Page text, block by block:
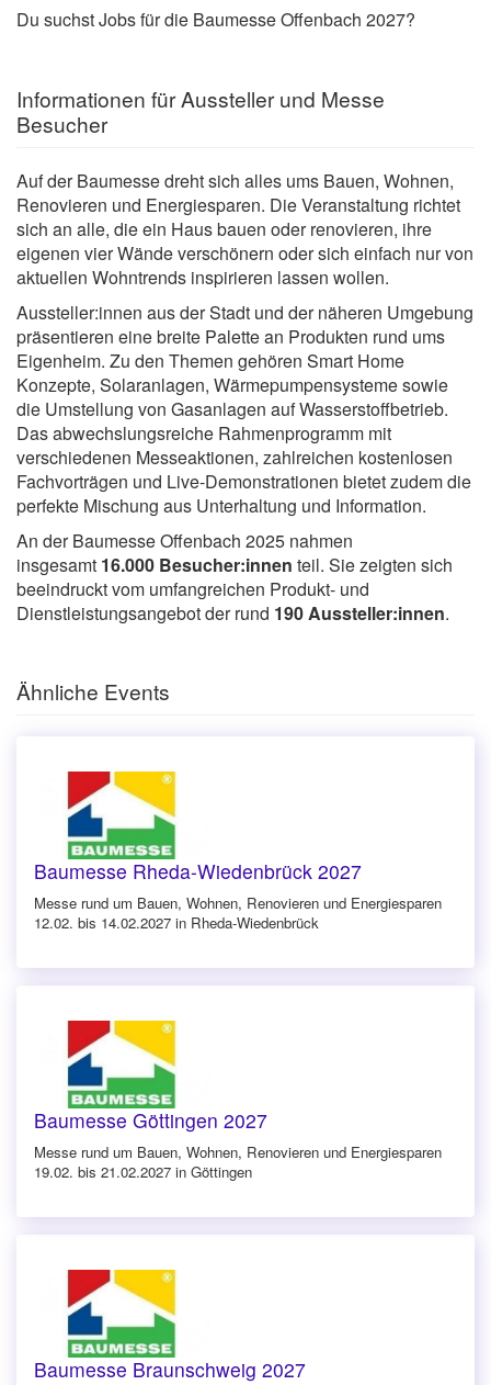
Du suchst Jobs für die Baumesse Offenbach 2027?
Informationen für Aussteller und Messe
Besucher
Auf der Baumesse dreht sich alles ums Bauen, Wohnen,
Renovieren und Energiesparen. Die Veranstaltung richtet
sich an alle, die ein Haus bauen oder renovieren, ihre
eigenen vier Wände verschönern oder sich einfach nur von
aktuellen Wohntrends inspirieren lassen wollen.
Aussteller:innen aus der Stadt und der näheren Umgebung
präsentieren eine breite Palette an Produkten rund ums
Eigenheim. Zu den Themen gehören Smart Home
Konzepte, Solaranlagen, Wärmepumpensysteme sowie
die Umstellung von Gasanlagen auf Wasserstoffbetrieb.
Das abwechslungsreiche Rahmenprogramm mit
verschiedenen Messeaktionen, zahlreichen kostenlosen
Fachvorträgen und Live-Demonstrationen bietet zudem die
perfekte Mischung aus Unterhaltung und Information.
An der Baumesse Offenbach 2025 nahmen
insgesamt 16.000 Besucher:innen teil. Sie zeigten sich
beeindruckt vom umfangreichen Produkt- und
Dienstleistungsangebot der rund 190 Aussteller:innen.
Ähnliche Events
Baumesse Rheda-Wiedenbrück 2027
Messe rund um Bauen, Wohnen, Renovieren und Energiesparen
12.02. bis 14.02.2027 in Rheda-Wiedenbrück
Baumesse Göttingen 2027
Messe rund um Bauen, Wohnen, Renovieren und Energiesparen
19.02. bis 21.02.2027 in Göttingen
Baumesse Braunschweig 2027